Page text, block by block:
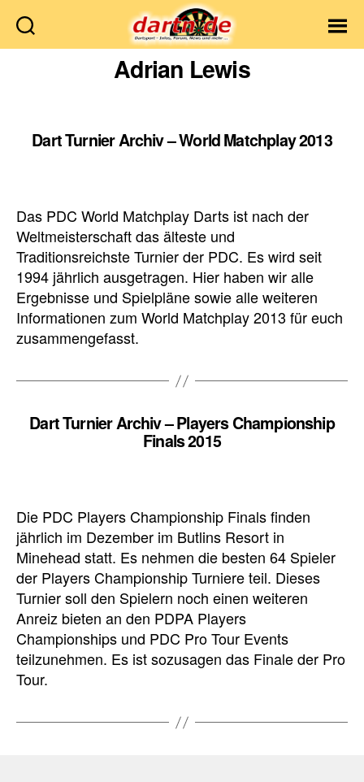
Dartn.de
Adrian Lewis
Dart Turnier Archiv – World Matchplay 2013
Das PDC World Matchplay Darts ist nach der
Weltmeisterschaft das älteste und
Traditionsreichste Turnier der PDC. Es wird seit
1994 jährlich ausgetragen. Hier haben wir alle
Ergebnisse und Spielpläne sowie alle weiteren
Informationen zum World Matchplay 2013 für euch
zusammengefasst.
Dart Turnier Archiv – Players Championship
Finals 2015
Die PDC Players Championship Finals finden
jährlich im Dezember im Butlins Resort in
Minehead statt. Es nehmen die besten 64 Spieler
der Players Championship Turniere teil. Dieses
Turnier soll den Spielern noch einen weiteren
Anreiz bieten an den PDPA Players
Championships und PDC Pro Tour Events
teilzunehmen. Es ist sozusagen das Finale der Pro
Tour.